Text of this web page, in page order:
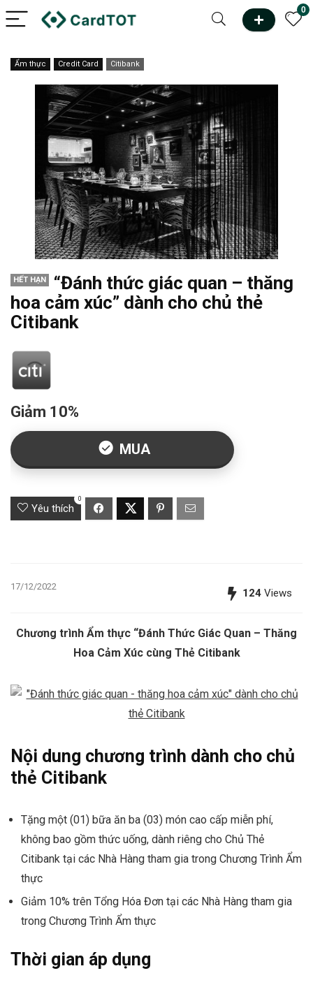
0
Ẩm thực Credit Card Citibank
HẾT HẠN
“Đánh thức giác quan – thăng
hoa cảm xúc” dành cho chủ thẻ
Citibank
Giảm 10%
MUA
Yêu thích
0
17/12/2022
124 Views
Chương trình Ẩm thực “Đánh Thức Giác Quan – Thăng
Hoa Cảm Xúc cùng Thẻ Citibank
Nội dung chương trình dành cho chủ
thẻ Citibank
Tặng một (01) bữa ăn ba (03) món cao cấp miễn phí,
không bao gồm thức uống, dành riêng cho Chủ Thẻ
Citibank tại các Nhà Hàng tham gia trong Chương Trình Ẩm
thực
Giảm 10% trên Tổng Hóa Đơn tại các Nhà Hàng tham gia
trong Chương Trình Ẩm thực
Thời gian áp dụng